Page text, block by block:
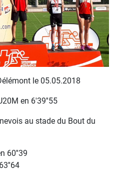
le 05.05.2018
en 6'39''55
au stade du Bout du
60''39